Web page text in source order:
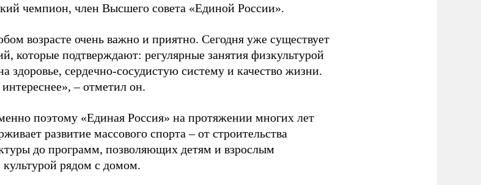
чемпион, член Высшего совета «Единой России».
возрасте очень важно и приятно. Сегодня уже существует
которые подтверждают: регулярные занятия физкультурой
здоровье, сердечно-сосудистую систему и качество жизни.
– отметил он.
поэтому «Единая Россия» на протяжении многих лет
развитие массового спорта – от строительства
до программ, позволяющих детям и взрослым
культурой рядом с домом.